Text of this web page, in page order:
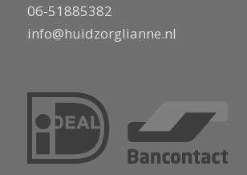
06-51885382
info@huidzorglianne.nl